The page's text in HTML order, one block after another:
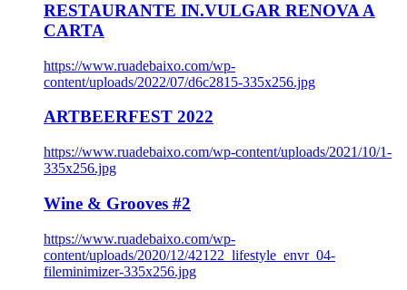
RESTAURANTE IN.VULGAR RENOVA A
CARTA
https://www.ruadebaixo.com/wp-
content/uploads/2022/07/d6c2815-335x256.jpg
ARTBEERFEST 2022
https://www.ruadebaixo.com/wp-content/uploads/2021/10/1-
335x256.jpg
Wine & Grooves #2
https://www.ruadebaixo.com/wp-
content/uploads/2020/12/42122_lifestyle_envr_04-
fileminimizer-335x256.jpg